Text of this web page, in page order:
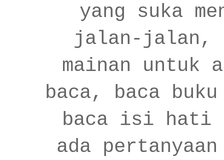
yang suka
jalan-jalan,
mainan untuk
baca, baca
baca isi hati
ada